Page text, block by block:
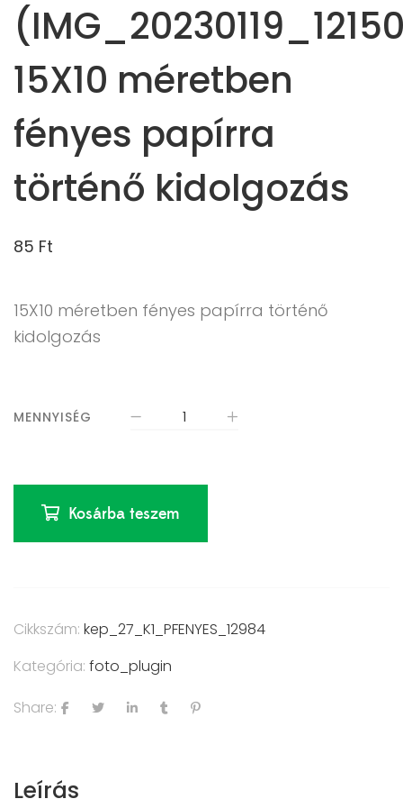
15X10 méretben
fényes papírra
történő kidolgozás
85 Ft
15X10 méretben fényes papírra történő
kidolgozás
MENNYISÉG
Kosárba teszem
Cikkszám: kep_27_K1_PFENYES_12984
Kategória: foto_plugin
Share:
Leírás